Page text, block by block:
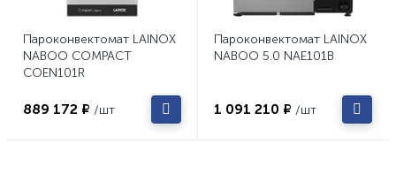
Пароконвектомат LAINOX
NABOO COMPACT
COEN101R
889 172 ₽ /шт
Пароконвектомат LAINOX
NABOO 5.0 NAE101B
1 091 210 ₽ /шт